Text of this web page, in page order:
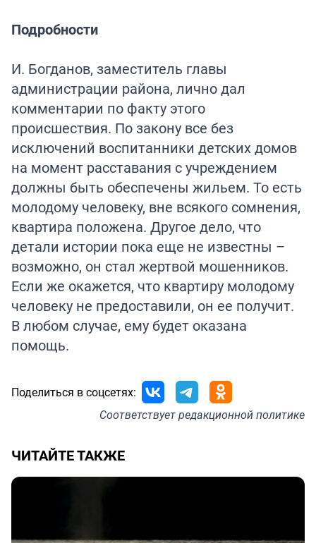
Подробности
И. Богданов, заместитель главы
администрации района, лично дал
комментарии по факту этого
происшествия. По закону все без
исключений воспитанники детских домов
на момент расставания с учреждением
должны быть обеспечены жильем. То есть
молодому человеку, вне всякого сомнения,
квартира положена. Другое дело, что
детали истории пока еще не известны –
возможно, он стал жертвой мошенников.
Если же окажется, что квартиру молодому
человеку не предоставили, он ее получит.
В любом случае, ему будет оказана
помощь.
Поделиться в соцсетях:
Соответствуетредакционной политике
ЧИТАЙТЕ ТАКЖЕ